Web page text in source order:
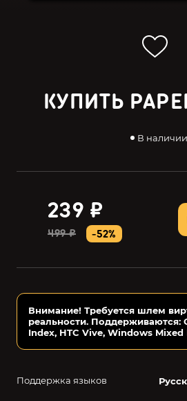
КУПИТЬ
В наличии
239 ₽
499 ₽ -52%
Поддержка языков
Внимание! Требуется шлем
реальности. Поддерживаются:
Index, HTC Vive, Windows Mixed